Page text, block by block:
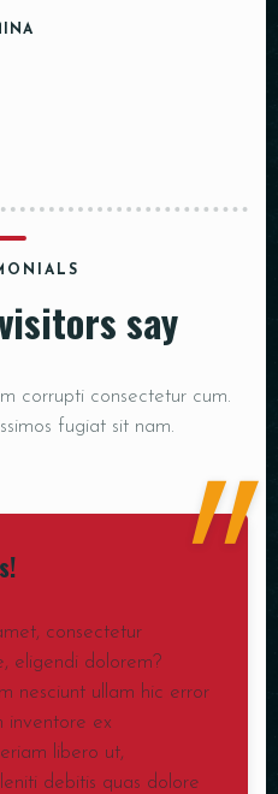
say
corrupti consectetur cum.
fugiat sit nam."
consectetur
eligendi dolorem?
nesciunt ullam hic error
inventore ex
libero ut,
debitis quas dolore